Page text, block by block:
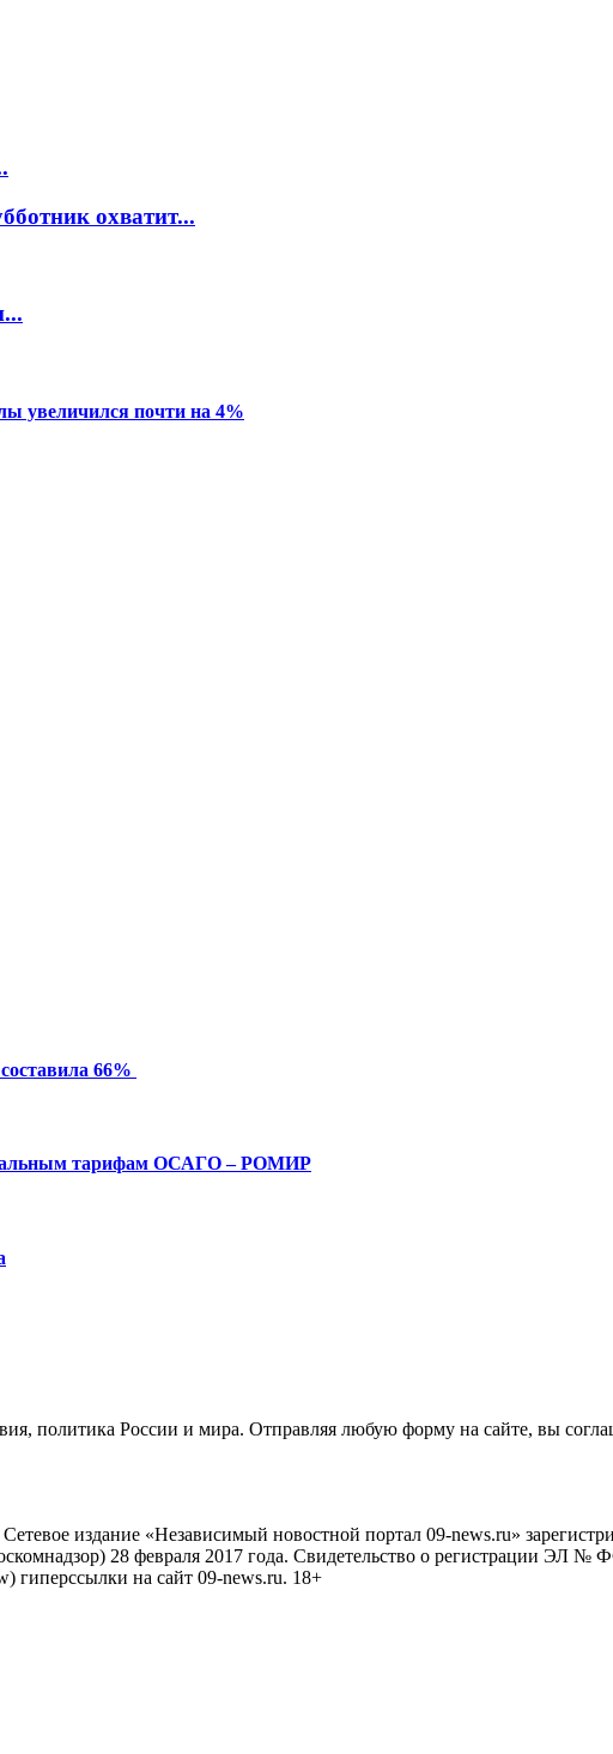
охватит...
увеличился почти на 4%
66%
тарифам ОСАГО – РОМИР
политика России и мира. Отправляя любую форму на сайте, вы
издание «Независимый новостной портал 09-news.ru»
28 февраля 2017 года. Свидетельство о регистрации ЭЛ №
гиперссылки на сайт 09-news.ru. 18+